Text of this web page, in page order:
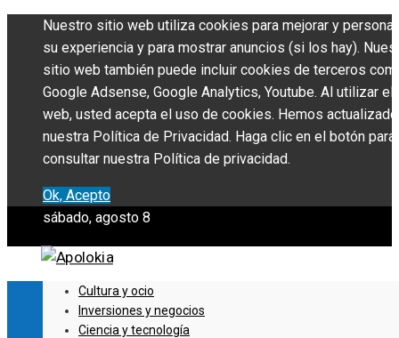
Nuestro sitio web utiliza cookies para mejorar y
su experiencia y para mostrar anuncios (si los hay).
sitio web también puede incluir cookies de terceros
Google Adsense, Google Analytics, Youtube. Al utilizar
web, usted acepta el uso de cookies. Hemos actualizado
nuestra Política de Privacidad. Haga clic en el botón para
consultar nuestra Política de privacidad.
Ok, Acepto
sábado, agosto 8
Cultura y ocio
Inversiones y negocios
Ciencia y tecnología